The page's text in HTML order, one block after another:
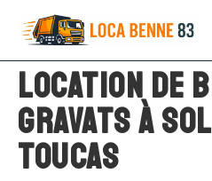
Location de
gravats à
Toucas